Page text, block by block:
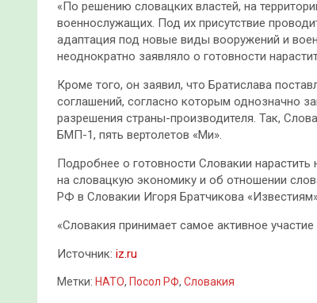
«По решению словацких властей, на
военнослужащих. Под их присутствие
адаптация под новые виды вооружений и
неоднократно заявляло о готовности
Кроме того, он заявил, что Братислава
соглашений, согласно которым однозначно
разрешения страны-производителя. Так,
БМП-1, пять вертолетов «Ми».
Подробнее о готовности Словакии нарастить
на словацкую экономику и об отношении
РФ в Словакии Игоря Братчикова
«Словакия принимает самое активное
Источник: iz.ru
Метки: НАТО, Посол РФ, Словакия